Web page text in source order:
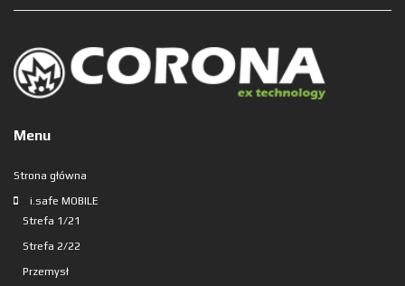
Menu
Strona główna
i.safe MOBILE
Strefa 1/21
Strefa 2/22
Przemysł